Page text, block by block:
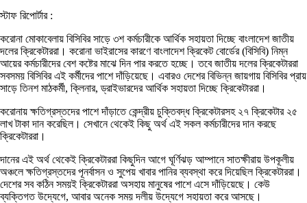
স্টাফ রিপোর্টার :
করোনা মোকাবেলায় বিসিবির সাড়ে ৩শ কর্মচারীকে আর্থিক সহায়তা দিচ্ছে বাংলাদেশ জাতীয়
দলের ক্রিকেটাররা। করোনা ভাইরাসের কারণে বাংলাদেশ ক্রিকেট বোর্ডের (বিসিবি) নিম্ন
আয়ের কর্মচারীদের বেশ কষ্টের মাঝে দিন পার করতে হচ্ছে। তবে জাতীয় দলের ক্রিকেটাররা
সবসময় বিসিবির এই কর্মীদের পাশে দাঁড়িয়েছে। এবারও দেশের বিভিন্ন জায়গায় বিসিবির প্রায়
সাড়ে তিনশ মাঠকর্মী, ক্লিনার, ড্রাইভারদের আর্থিক সহায়তা দিচ্ছে ক্রিকেটাররা।
করোনায় ক্ষতিগ্রস্তদের পাশে দাঁড়াতে কেন্দ্রীয় চুক্তিবদ্ধ ক্রিকেটারসহ ২৭ ক্রিকেটার ২৫
লাখ টাকা দান করেছিল। সেখানে থেকেই কিছু অর্থ এই সকল কর্মচারীদের দান করছে
ক্রিকেটাররা।
দানের এই অর্থ থেকেই ক্রিকেটাররা কিছুদিন আগে ঘূর্ণিঝড় আম্পানে সাতক্ষীরায় উপকূলীয়
অঞ্চলে ক্ষতিগ্রস্তদের পূনর্বাসন ও সুপেয় খাবার পানির ব্যবস্থা করে দিয়েছিল ক্রিকেটাররা।
দেশের সব কঠিন সময়ই ক্রিকেটাররা অসহায় মানুষের পাশে এসে দাঁড়িয়েছে। কেউ
ব্যক্তিগত উদ্যেগে, আবার অনেক সময় দলীয় উদ্যেগে সহায়তা করে আসছে।